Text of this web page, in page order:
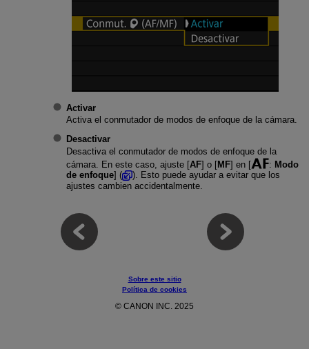
Activar
Activa el conmutador de modos de enfoque de la cámara.
Desactivar
Desactiva el conmutador de modos de enfoque de la
cámara. En este caso, ajuste [AF] o [MF] en [ : Modo
de enfoque] (
). Esto puede ayudar a evitar que los
ajustes cambien accidentalmente.
Sobre este sitio
Política de cookies
© CANON INC. 2025